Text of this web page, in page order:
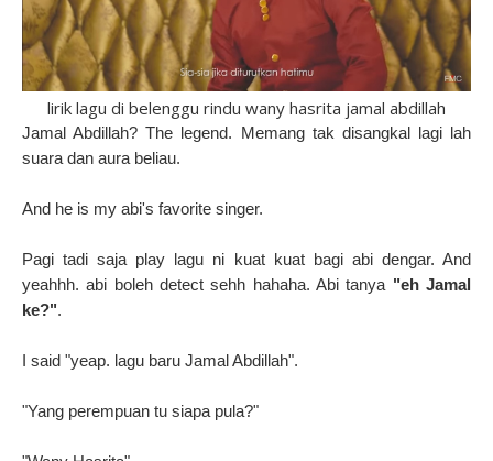
lirik lagu di belenggu rindu wany hasrita jamal abdillah
Jamal Abdillah? The legend. Memang tak disangkal lagi lah
suara dan aura beliau.
And he is my abi's favorite singer.
Pagi tadi saja play lagu ni kuat kuat bagi abi dengar. And
yeahhh. abi boleh detect sehh hahaha. Abi tanya "eh Jamal
ke?".
I said "yeap. lagu baru Jamal Abdillah".
"Yang perempuan tu siapa pula?"